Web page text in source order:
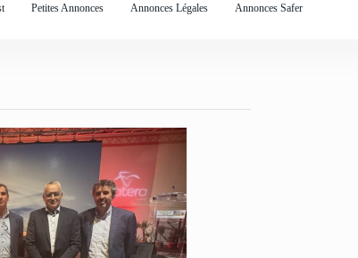
Petites Annonces Annonces Légales Annonces Safer